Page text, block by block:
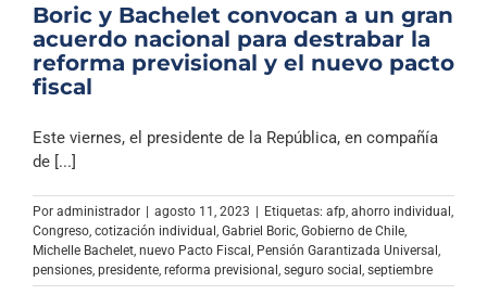
Boric y Bachelet convocan a un gran
acuerdo nacional para destrabar la
reforma previsional y el nuevo pacto
fiscal
Este viernes, el presidente de la República, en compañía
de [...]
Por administrador | agosto 11, 2023 | Etiquetas: afp ahorro individual
Congreso cotización individual Gabriel Boric Gobierno de Chile
Michelle Bachelet nuevo Pacto Fiscal Pensión Garantizada Universal
pensiones presidente reforma previsional seguro social septiembre